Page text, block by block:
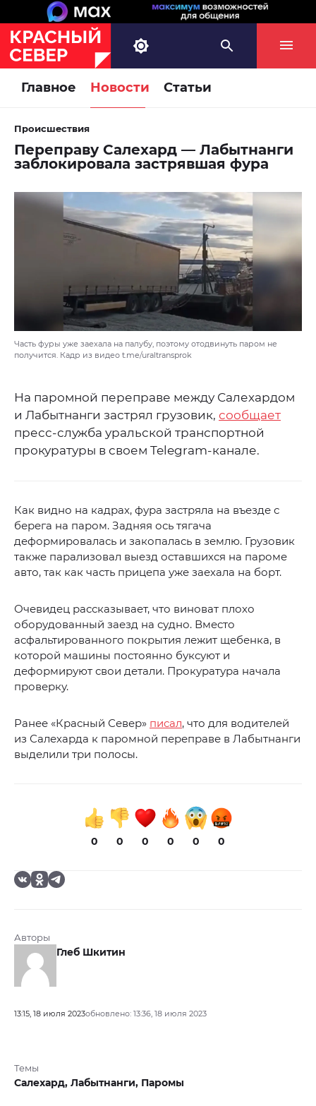
Главное Новости Статьи
Происшествия
Переправу Салехард — Лабытнанги
заблокировала застрявшая фура
Часть фуры уже заехала на палубу, поэтому отодвинуть паром не
получится. Кадр из видео t.me/uraltransprok
На паромной переправе между Салехардом
и Лабытнанги застрял грузовик, сообщает
пресс-служба уральской транспортной
прокуратуры в своем Telegram-канале.
Как видно на кадрах, фура застряла на въезде с
берега на паром. Задняя ось тягача
деформировалась и закопалась в землю. Грузовик
также парализовал выезд оставшихся на пароме
авто, так как часть прицепа уже заехала на борт.
Очевидец рассказывает, что виноват плохо
оборудованный заезд на судно. Вместо
асфальтированного покрытия лежит щебенка, в
которой машины постоянно буксуют и
деформируют свои детали. Прокуратура начала
проверку.
Ранее «Красный Север» писал, что для водителей
из Салехарда к паромной переправе в Лабытнанги
выделили три полосы.
0 0 0 0 0 0
Авторы
Глеб Шкитин
13:15, 18 июля 2023обновлено: 13:36, 18 июля 2023
Темы
Салехард, Лабытнанги, Паромы